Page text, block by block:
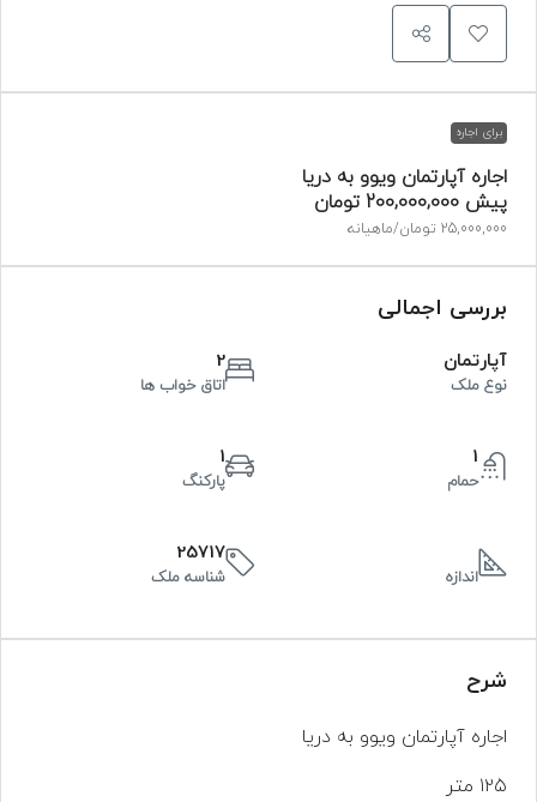
برای اجاره
اجاره آپارتمان ویوو به دریا
پیش 200,000,000 تومان
25,000,000 تومان /ماهیانه
بررسی اجمالی
آپارتمان
نوع ملک
2
اتاق خواب ها
1
حمام
1
پارکنگ
اندازه
25717
شناسه ملک
شرح
اجاره آپارتمان ویوو به دریا
۱۲۵ متر